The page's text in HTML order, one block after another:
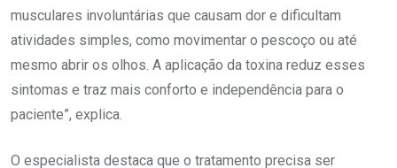
musculares involuntárias que causam dor e dificultam
atividades simples, como movimentar o pescoço ou até
mesmo abrir os olhos. A aplicação da toxina reduz esses
sintomas e traz mais conforto e independência para o
paciente”, explica.
O especialista destaca que o tratamento precisa ser